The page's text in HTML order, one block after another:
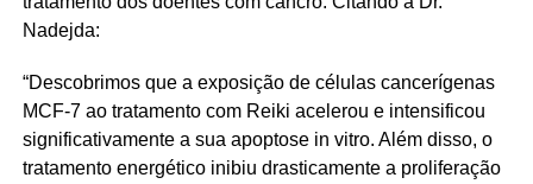
Nadejda:
“Descobrimos que a exposição de células cancerígenas
MCF-7 ao tratamento com Reiki acelerou e intensificou
significativamente a sua apoptose in vitro. Além disso, o
tratamento energético inibiu drasticamente a proliferação